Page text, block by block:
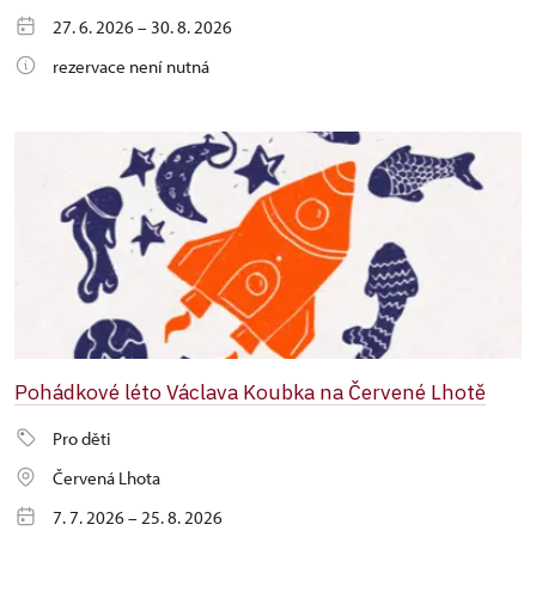
27. 6. 2026 – 30. 8. 2026
rezervace není nutná
Pohádkové léto Václava Koubka na Červené Lhotě
Pro děti
Červená Lhota
7. 7. 2026 – 25. 8. 2026